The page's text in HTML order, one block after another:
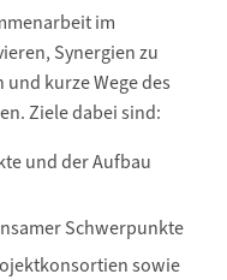
im
Synergien zu
kurze Wege des
Ziele dabei sind:
und der Aufbau
Schwerpunkte
sowie